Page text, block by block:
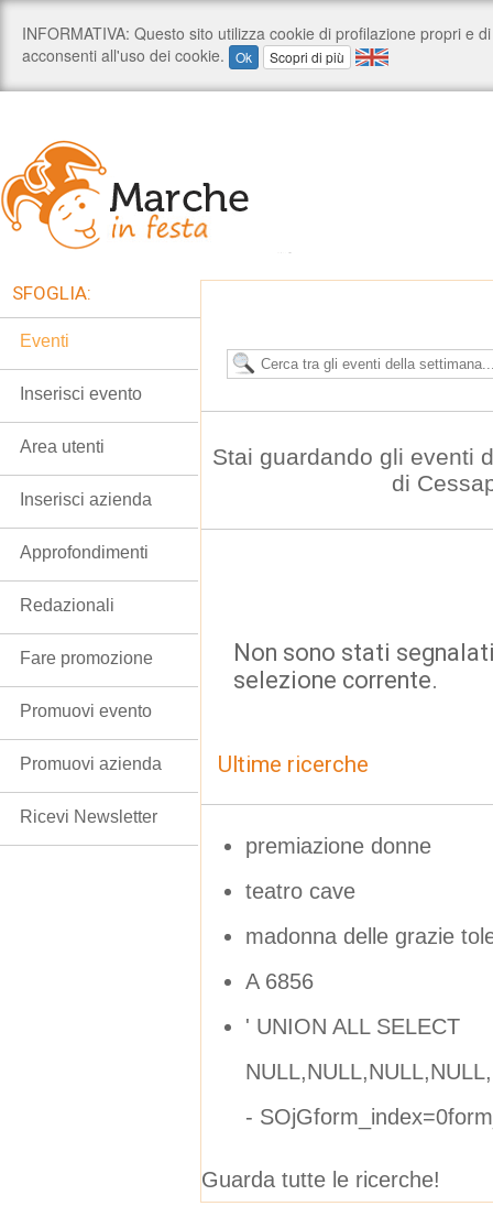
Stai guardando gli eventi
di
Non sono stati
selezione corrente.
Ultime ricerche
premiazione donne
teatro cave
madonna delle grazie
A 6856
' UNION ALL SELECT
-
Guarda tutte le ricerche!
SFOGLIA:
Eventi
Inserisci evento
Area utenti
Inserisci azienda
Approfondimenti
Redazionali
Fare promozione
Promuovi evento
Promuovi azienda
Ricevi Newsletter